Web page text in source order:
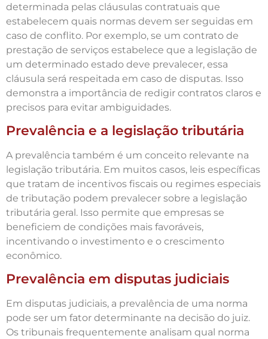
determinada pelas cláusulas contratuais que
estabelecem quais normas devem ser seguidas em
caso de conflito. Por exemplo, se um contrato de
prestação de serviços estabelece que a legislação de
um determinado estado deve prevalecer, essa
cláusula será respeitada em caso de disputas. Isso
demonstra a importância de redigir contratos claros e
precisos para evitar ambiguidades.
Prevalência e a legislação tributária
A prevalência também é um conceito relevante na
legislação tributária. Em muitos casos, leis específicas
que tratam de incentivos fiscais ou regimes especiais
de tributação podem prevalecer sobre a legislação
tributária geral. Isso permite que empresas se
beneficiem de condições mais favoráveis,
incentivando o investimento e o crescimento
econômico.
Prevalência em disputas judiciais
Em disputas judiciais, a prevalência de uma norma
pode ser um fator determinante na decisão do juiz.
Os tribunais frequentemente analisam qual norma